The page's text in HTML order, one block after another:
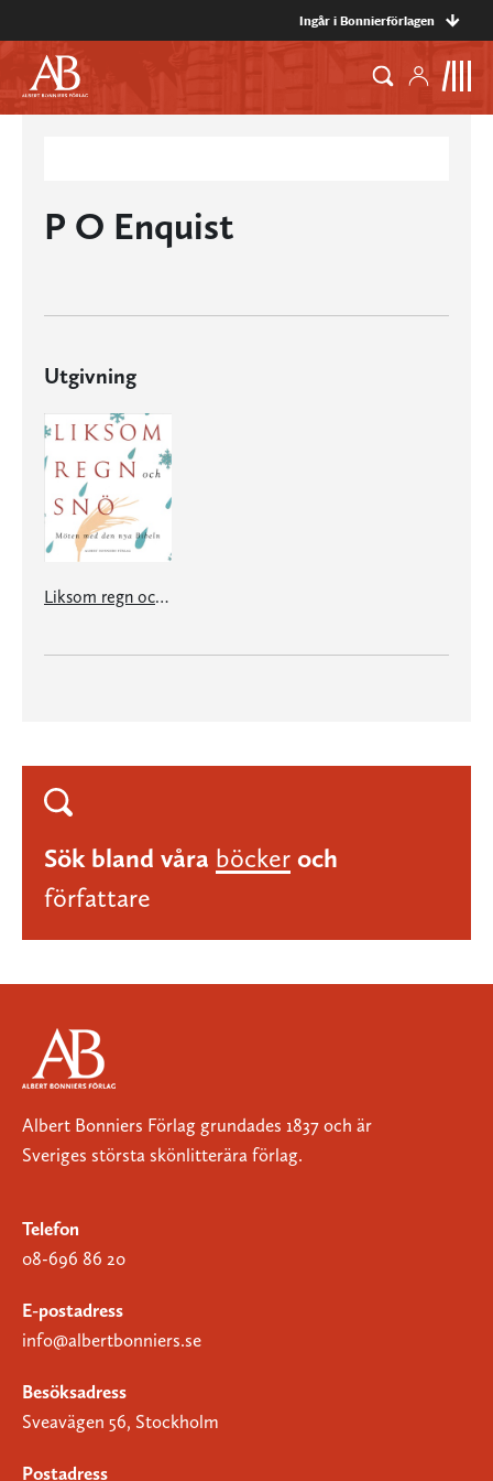
Ingår i Bonnierförlagen
P O Enquist
Utgivning
Liksom regn och snö - möten med den nya Bibeln
Sök bland våra böcker och
författare
Albert Bonniers Förlag grundades 1837 och är
Sveriges största skönlitterära förlag.
Telefon
08-696 86 20
E-postadress
info@albertbonniers.se
Besöksadress
Sveavägen 56, Stockholm
Postadress